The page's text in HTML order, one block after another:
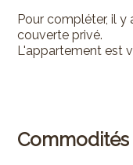
Pour compléter, il
couverte privé.
L'appartement est
Commodités